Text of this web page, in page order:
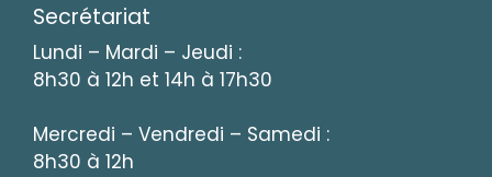
Secrétariat
Lundi – Mardi – Jeudi :
8h30 à 12h et 14h à 17h30
Mercredi – Vendredi – Samedi :
8h30 à 12h